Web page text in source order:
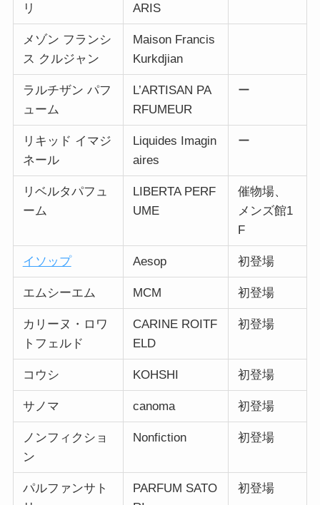
リ
ARIS
メゾン フランシ
ス クルジャン
Maison Francis
Kurkdjian
ラルチザン パフ
ューム
L’ARTISAN PA
RFUMEUR
ー
リキッド イマジ
ネール
Liquides Imagin
aires
ー
リベルタパフュ
ーム
LIBERTA PERF
UME
催物場、
メンズ館1
F
イソップ Aesop 初登場
エムシーエム MCM 初登場
カリーヌ・ロワ
トフェルド
CARINE ROITF
ELD
初登場
コウシ KOHSHI 初登場
サノマ canoma 初登場
ノンフィクショ
ン
Nonfiction 初登場
パルファンサト
PARFUM SATO
初登場